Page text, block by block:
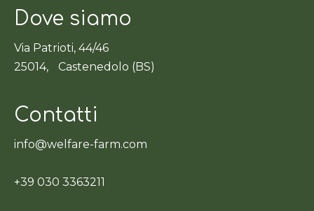
Dove siamo
Via Patrioti, 44/46
25014, Castenedolo (BS)
Contatti
info@welfare-farm.com
+39 030 3363211